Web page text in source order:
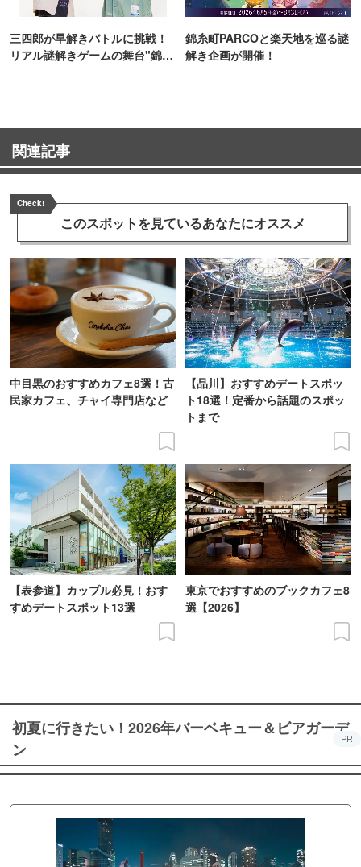
三四郎が早解きバトルに挑戦！
リアル謎解きゲームの舞台"錦糸
錦糸町PARCOと楽天地を巡る謎
解き企画が開催！
関連記事
Check!
このスポットを見ているあなたにオススメ
中目黒のおすすめカフェ8選！古
民家カフェ、チャイ専門店など
【品川】おすすめデートスポッ
ト18選！定番から話題のスポッ
トまで
【表参道】カップル必見！おす
すめデートスポット13選
東京でおすすめのブックカフェ8
選【2026】
初夏に行きたい！2026年バーベキュー＆ビアガーデ
ン
PR